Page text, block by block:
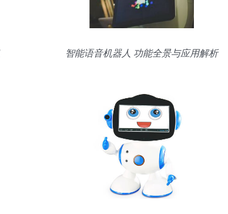
智能语音机器人 功能全景与应用解析